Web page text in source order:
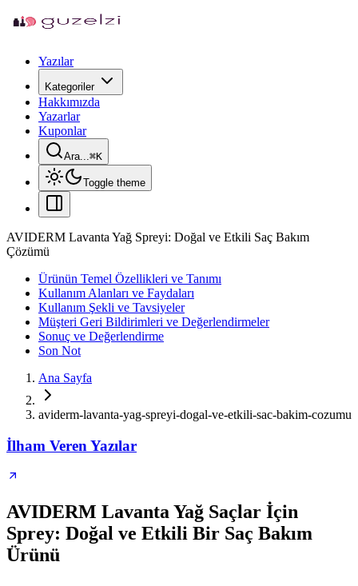
Yazılar
Kategoriler
Hakkımızda
Yazarlar
Kuponlar
Ara...⌘K
Toggle theme
AVIDERM Lavanta Yağ Spreyi: Doğal ve Etkili Saç Bakım
Çözümü
Ürünün Temel Özellikleri ve Tanımı
Kullanım Alanları ve Faydaları
Kullanım Şekli ve Tavsiyeler
Müşteri Geri Bildirimleri ve Değerlendirmeler
Sonuç ve Değerlendirme
Son Not
Ana Sayfa
aviderm-lavanta-yag-spreyi-dogal-ve-etkili-sac-bakim-cozumu
İlham Veren Yazılar
AVIDERM Lavanta Yağ Saçlar İçin
Sprey: Doğal ve Etkili Bir Saç Bakım
Ürünü